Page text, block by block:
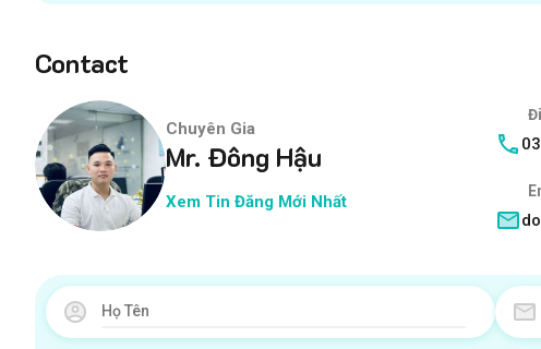
Contact
Chuyên Gia
Mr. Đông Hậu
Xem Tin Đăng Mới Nhất